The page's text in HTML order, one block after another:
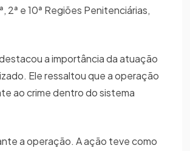
2ª e 10ª Regiões Penitenciárias,
a importância da atuação
Ele ressaltou que a operação
ao crime dentro do sistema
a operação. A ação teve como